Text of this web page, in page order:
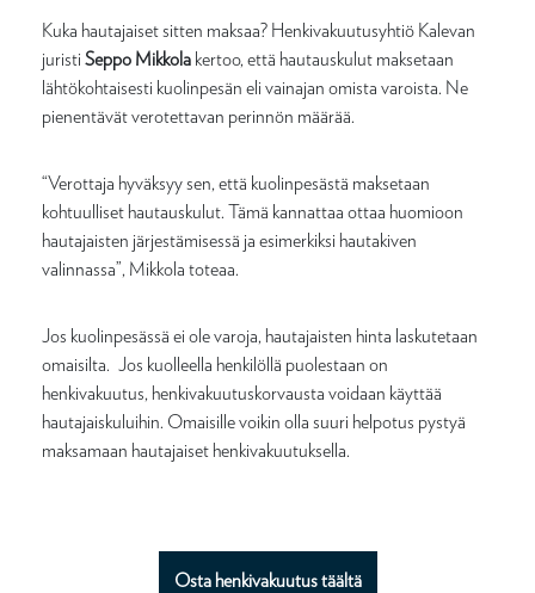
Kuka hautajaiset sitten maksaa? Henkivakuutusyhtiö Kalevan
juristi Seppo Mikkola kertoo, että hautauskulut maksetaan
lähtökohtaisesti kuolinpesän eli vainajan omista varoista. Ne
pienentävät verotettavan perinnön määrää.
“Verottaja hyväksyy sen, että kuolinpesästä maksetaan
kohtuulliset hautauskulut. Tämä kannattaa ottaa huomioon
hautajaisten järjestämisessä ja esimerkiksi hautakiven
valinnassa”, Mikkola toteaa.
Jos kuolinpesässä ei ole varoja, hautajaisten hinta laskutetaan
omaisilta. Jos kuolleella henkilöllä puolestaan on
henkivakuutus, henkivakuutuskorvausta voidaan käyttää
hautajaiskuluihin. Omaisille voikin olla suuri helpotus pystyä
maksamaan hautajaiset henkivakuutuksella.
Osta henkivakuutus täältä